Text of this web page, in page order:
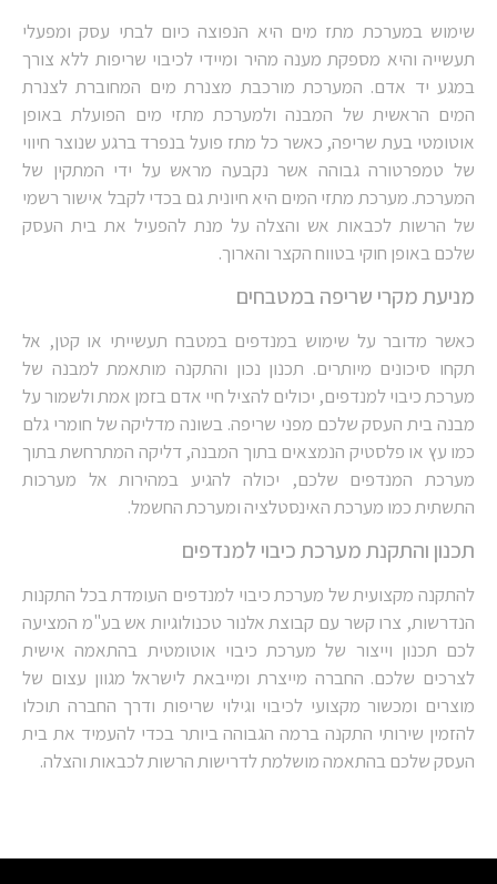
שימוש במערכת מתז מים היא הנפוצה כיום לבתי עסק ומפעלי
תעשייה והיא מספקת מענה מהיר ומיידי לכיבוי שריפות ללא צורך
במגע יד אדם. המערכת מורכבת מצנרת מים המחוברת לצנרת
המים הראשית של המבנה ולמערכת מתזי מים הפועלת באופן
אוטומטי בעת שריפה, כאשר כל מתז פועל בנפרד ברגע שנוצר חיווי
של טמפרטורה גבוהה אשר נקבעה מראש על ידי המתקין של
המערכת. מערכת מתזי המים היא חיונית גם בכדי לקבל אישור רשמי
של הרשות לכבאות אש והצלה על מנת להפעיל את בית העסק
שלכם באופן חוקי בטווח הקצר והארוך.
מניעת מקרי שריפה במטבחים
כאשר מדובר על שימוש במנדפים במטבח תעשייתי או קטן, אל
תקחו סיכונים מיותרים. תכנון נכון והתקנה מותאמת למבנה של
מערכת כיבוי למנדפים, יכולים להציל חיי אדם בזמן אמת ולשמור על
מבנה בית העסק שלכם מפני שריפה. בשונה מדליקה של חומרי גלם
כמו עץ או פלסטיק הנמצאים בתוך המבנה, דליקה המתרחשת בתוך
מערכת המנדפים שלכם, יכולה להגיע במהירות אל מערכות
התשתית כמו מערכת האינסטלציה ומערכת החשמל.
תכנון והתקנת מערכת כיבוי למנדפים
להתקנה מקצועית של מערכת כיבוי למנדפים העומדת בכל התקנות
הנדרשות, צרו קשר עם קבוצת אלנור טכנולוגיות אש בע"מ המציעה
לכם תכנון וייצור של מערכת כיבוי אוטומטית בהתאמה אישית
לצרכים שלכם. החברה מייצרת ומייבאת לישראל מגוון עצום של
מוצרים ומכשור מקצועי לכיבוי וגילוי שריפות ודרך החברה תוכלו
להזמין שירותי התקנה ברמה הגבוהה ביותר בכדי להעמיד את בית
העסק שלכם בהתאמה מושלמת לדרישות הרשות לכבאות והצלה.